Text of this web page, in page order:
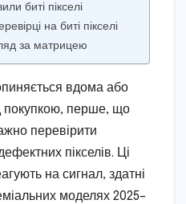
биті пікселі
на биті пікселі
за матрицею
вдома або
покупкою, перше, що
перевірити
пікселів. Ці
на сигнал, здатні
моделях 2025–